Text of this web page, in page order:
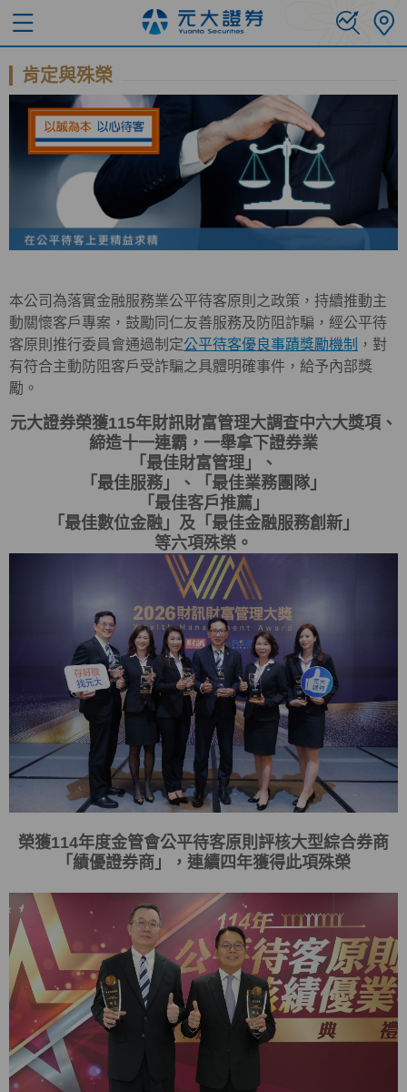
肯定與殊榮
本公司為落實金融服務業公平待客原則之政策，持續推動主
動關懷客戶專案，鼓勵同仁友善服務及防阻詐騙，經公平待
客原則推行委員會通過制定公平待客優良事蹟獎勵機制 ，對
有符合主動防阻客戶受詐騙之具體明確事件，給予內部獎
勵。
元大證券榮獲115年財訊財富管理大調查中六大獎項、
締造十一連霸，一舉拿下證券業
「最佳財富管理」、
「最佳服務」、「最佳業務團隊」
「最佳客戶推薦」
「最佳數位金融」及「最佳金融服務創新」
等六項殊榮。
榮獲114年度金管會公平待客原則評核大型綜合券商
「 績優證券商 」，連續四年獲得此項殊榮